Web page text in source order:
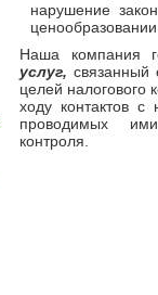
нарушение
Наша компания
услуг, связанный
целей налогового
ходу контактов
проводимых
контроля.